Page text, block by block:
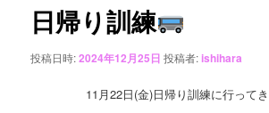
日帰り訓練
投稿日時:2024年12月25日 投稿者:ishihara
11月22日(金)日帰り訓練に行って